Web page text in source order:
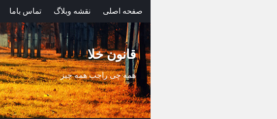
صفحه اصلی نقشه وبلاگ تماس باما
قانون خلا
همه چی راجب همه چیز